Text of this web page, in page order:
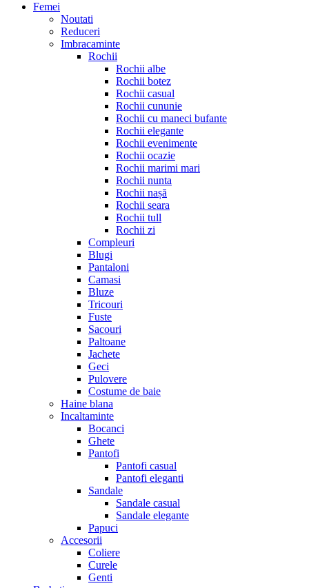
Femei
Noutati
Reduceri
Imbracaminte
Rochii
Rochii albe
Rochii botez
Rochii casual
Rochii cununie
Rochii cu maneci bufante
Rochii elegante
Rochii evenimente
Rochii ocazie
Rochii marimi mari
Rochii nunta
Rochii nașă
Rochii seara
Rochii tull
Rochii zi
Compleuri
Blugi
Pantaloni
Camasi
Bluze
Tricouri
Fuste
Sacouri
Paltoane
Jachete
Geci
Pulovere
Costume de baie
Haine blana
Incaltaminte
Bocanci
Ghete
Pantofi
Pantofi casual
Pantofi eleganti
Sandale
Sandale casual
Sandale elegante
Papuci
Accesorii
Coliere
Curele
Genti